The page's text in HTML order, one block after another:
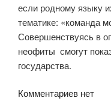
если родному языку
тематике: «команда
Совершенствуясь в
неофиты смогут
государства.
Комментариев нет